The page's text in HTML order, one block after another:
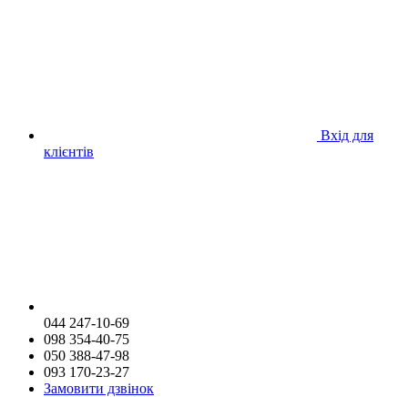
Вхід для
клієнтів
044 247-10-69
098 354-40-75
050 388-47-98
093 170-23-27
Замовити дзвінок